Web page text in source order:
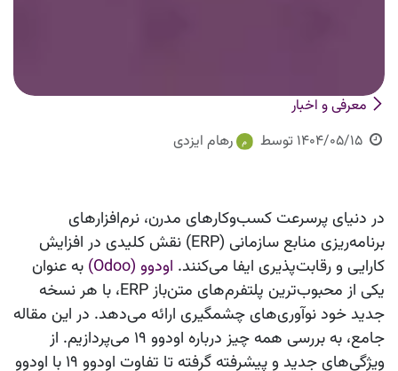
معرفی و اخبار
1404/05/15 توسط رهام ایزدی
در دنیای پرسرعت کسب‌وکارهای مدرن، نرم‌افزارهای
برنامه‌ریزی منابع سازمانی (ERP) نقش کلیدی در افزایش
کارایی و رقابت‌پذیری ایفا می‌کنند. اودوو (Odoo)
به عنوان
یکی از محبوب‌ترین پلتفرم‌های متن‌باز ERP، با هر نسخه
جدید خود نوآوری‌های چشمگیری ارائه می‌دهد. در این مقاله
جامع، به بررسی همه چیز درباره اودوو ۱۹
می‌پردازیم. از
ویژگی‌های جدید و پیشرفته گرفته تا
تفاوت اودوو ۱۹ با اودوو